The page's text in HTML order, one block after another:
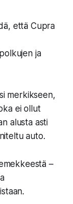
että Cupra
ja
merkikseen,
ei ollut
alusta asti
auto.
–